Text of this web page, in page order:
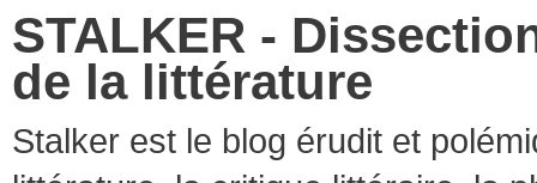
STALKER -
de la littérature
Stalker est le blog érudit et